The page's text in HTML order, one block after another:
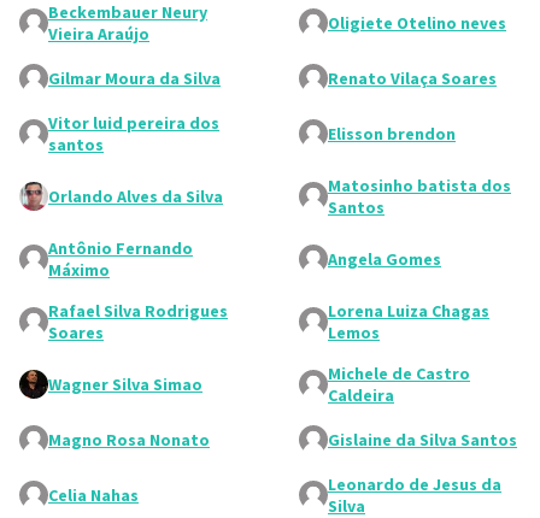
Beckembauer Neury
Vieira Araújo
Oligiete Otelino neves
Gilmar Moura da Silva Renato Vilaça Soares
Vitor luid pereira dos
santos
Elisson brendon
Orlando Alves da Silva
Matosinho batista dos
Santos
Antônio Fernando
Máximo
Angela Gomes
Rafael Silva Rodrigues
Soares
Lorena Luiza Chagas
Lemos
Wagner Silva Simao
Michele de Castro
Caldeira
Magno Rosa Nonato Gislaine da Silva Santos
Celia Nahas
Leonardo de Jesus da
Silva